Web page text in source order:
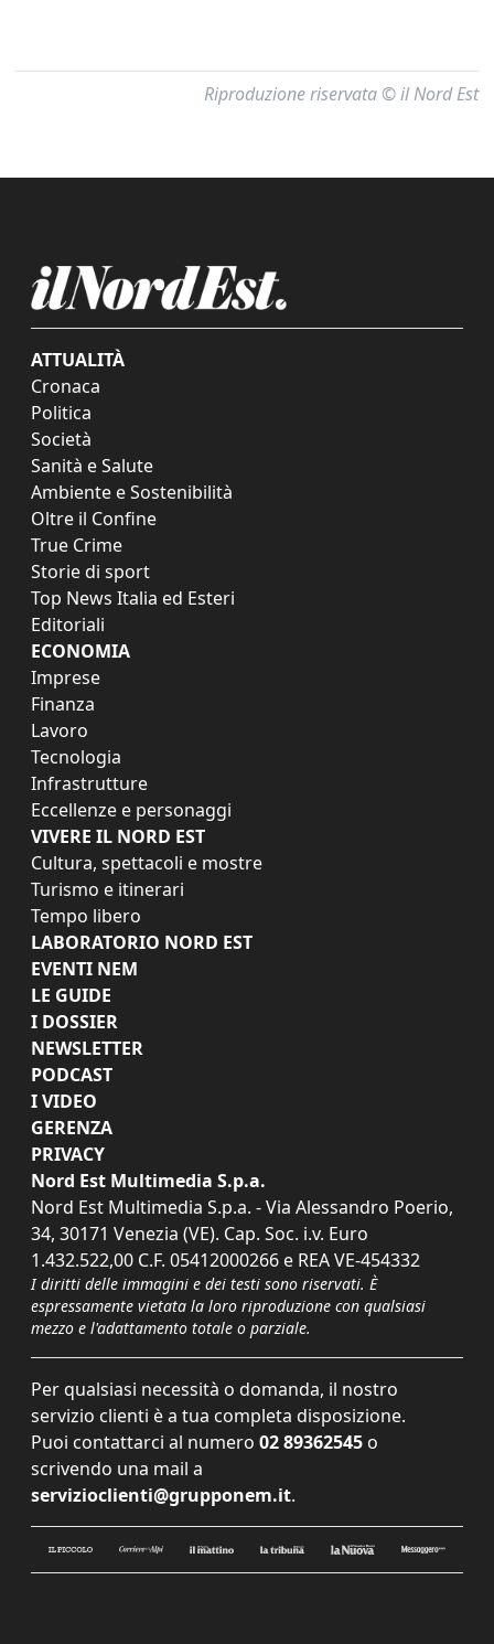
Riproduzione riservata © il Nord Est
ATTUALITÀ
Cronaca
Politica
Società
Sanità e Salute
Ambiente e Sostenibilità
Oltre il Confine
True Crime
Storie di sport
Top News Italia ed Esteri
Editoriali
ECONOMIA
Imprese
Finanza
Lavoro
Tecnologia
Infrastrutture
Eccellenze e personaggi
VIVERE IL NORD EST
Cultura, spettacoli e mostre
Turismo e itinerari
Tempo libero
LABORATORIO NORD EST
EVENTI NEM
LE GUIDE
I DOSSIER
NEWSLETTER
PODCAST
I VIDEO
GERENZA
PRIVACY
Nord Est Multimedia S.p.a.
Nord Est Multimedia S.p.a. - Via Alessandro Poerio,
34, 30171 Venezia (VE). Cap. Soc. i.v. Euro
1.432.522,00 C.F. 05412000266 e REA VE-454332
I diritti delle immagini e dei testi sono riservati. È
espressamente vietata la loro riproduzione con qualsiasi
mezzo e l'adattamento totale o parziale.
Per qualsiasi necessità o domanda, il nostro
servizio clienti è a tua completa disposizione.
Puoi contattarci al numero 02 89362545 o
scrivendo una mail a
servizioclienti@grupponem.it.